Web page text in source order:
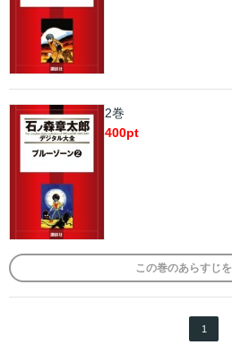
2巻
400pt
この巻のあらすじを
1